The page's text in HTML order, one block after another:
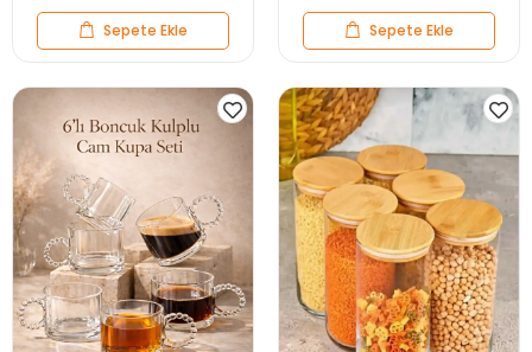
Sepete Ekle Sepete Ekle